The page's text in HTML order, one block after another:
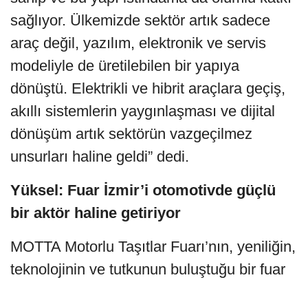
sağlıyor. Ülkemizde sektör artık sadece
araç değil, yazılım, elektronik ve servis
modeliyle de üretilebilen bir yapıya
dönüştü. Elektrikli ve hibrit araçlara geçiş,
akıllı sistemlerin yaygınlaşması ve dijital
dönüşüm artık sektörün vazgeçilmez
unsurları haline geldi” dedi.
Yüksel: Fuar İzmir’i otomotivde güçlü
bir aktör haline getiriyor
MOTTA Motorlu Taşıtlar Fuarı’nın, yeniliğin,
teknolojinin ve tutkunun buluştuğu bir fuar